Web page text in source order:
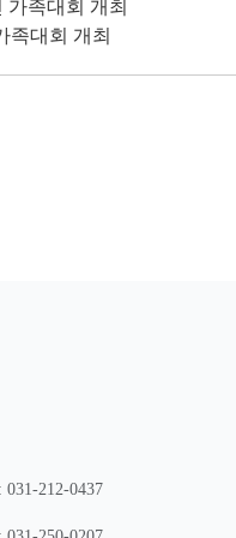
족대회 개최
족대회 개최
212-0437